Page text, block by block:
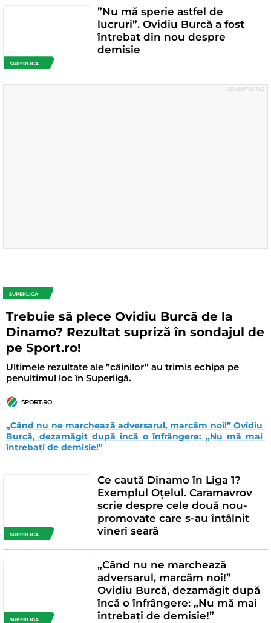
SUPERLIGA
”Nu mă sperie astfel de
lucruri”. Ovidiu Burcă a fost
întrebat din nou despre
demisie
SUPERLIGA
Trebuie să plece Ovidiu Burcă de la
Dinamo? Rezultat supriză în sondajul de
pe Sport.ro!
Ultimele rezultate ale ”câinilor” au trimis echipa pe
penultimul loc în Superligă.
SPORT.RO
„Când nu ne marchează adversarul, marcăm noi!” Ovidiu
Burcă, dezamăgit după încă o înfrângere: „Nu mă mai
întrebați de demisie!”
SUPERLIGA
Ce caută Dinamo în Liga 1?
Exemplul Oțelul. Caramavrov
scrie despre cele două nou-
promovate care s-au întâlnit
vineri seară
SUPERLIGA
„Când nu ne marchează
adversarul, marcăm noi!”
Ovidiu Burcă, dezamăgit după
încă o înfrângere: „Nu mă mai
întrebați de demisie!”